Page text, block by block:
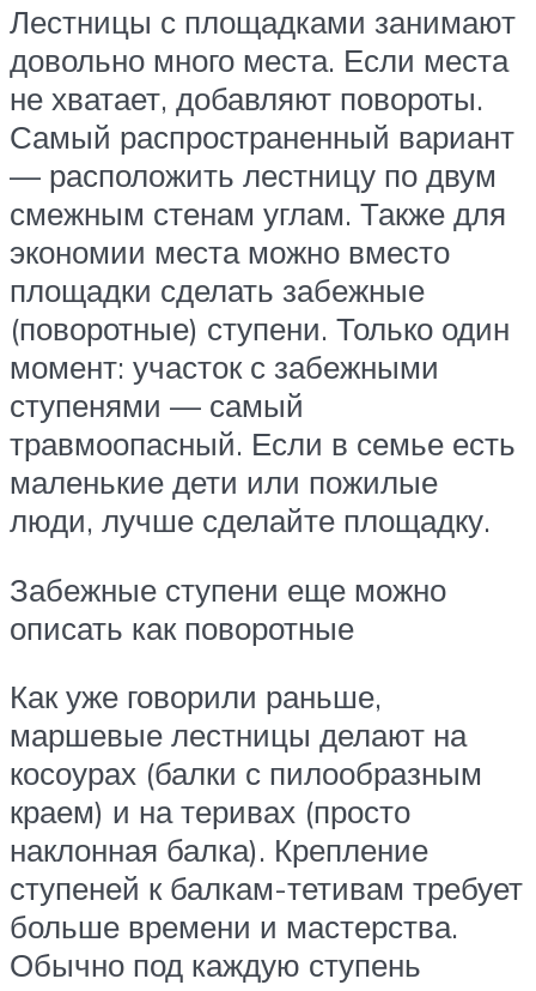
Лестницы с площадками занимают
довольно много места. Если места
не хватает, добавляют повороты.
Самый распространенный вариант
— расположить лестницу по двум
смежным стенам углам. Также для
экономии места можно вместо
площадки сделать забежные
(поворотные) ступени. Только один
момент: участок с забежными
ступенями — самый
травмоопасный. Если в семье есть
маленькие дети или пожилые
люди, лучше сделайте площадку.
Забежные ступени еще можно
описать как поворотные
Как уже говорили раньше,
маршевые лестницы делают на
косоурах (балки с пилообразным
краем) и на теривах (просто
наклонная балка). Крепление
ступеней к балкам-тетивам требует
больше времени и мастерства.
Обычно под каждую ступень